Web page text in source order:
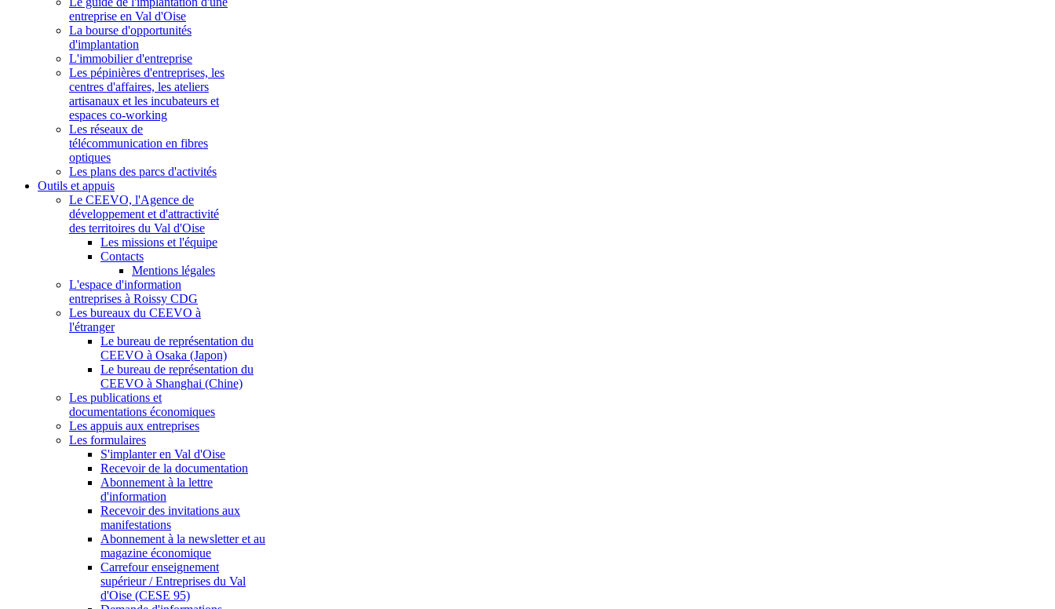
entreprise en Val d'Oise
La bourse d'opportunités
d'implantation
L'immobilier d'entreprise
Les pépinières d'entreprises, les
centres d'affaires, les ateliers
artisanaux et les incubateurs et
espaces co-working
Les réseaux de
télécommunication en fibres
optiques
Les plans des parcs d'activités
Outils et appuis
Le CEEVO, l'Agence de
développement et d'attractivité
des territoires du Val d'Oise
Les missions et l'équipe
Contacts
Mentions légales
L'espace d'information
entreprises à Roissy CDG
Les bureaux du CEEVO à
l'étranger
Le bureau de représentation du
CEEVO à Osaka (Japon)
Le bureau de représentation du
CEEVO à Shanghai (Chine)
Les publications et
documentations économiques
Les appuis aux entreprises
Les formulaires
S'implanter en Val d'Oise
Recevoir de la documentation
Abonnement à la lettre
d'information
Recevoir des invitations aux
manifestations
Abonnement à la newsletter et au
magazine économique
Carrefour enseignement
supérieur / Entreprises du Val
d'Oise (CESE 95)